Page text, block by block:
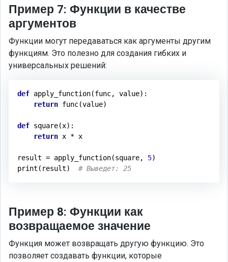
Пример 7: Функции в качестве
аргументов
Функции могут передаваться как аргументы другим
функциям. Это полезно для создания гибких и
универсальных решений:
def apply_function(func, value) :
return func(value)
def square(x) :
return x * x
result = apply_function(square, 5)
print(result) # Выведет: 25
Пример 8: Функции как
возвращаемое значение
Функция может возвращать другую функцию. Это
позволяет создавать функции, которые